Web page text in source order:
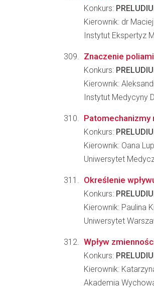
Konkurs:
Kierownik: dr
Instytut Ekspertyz
Znaczenie
Konkurs:
Kierownik:
Instytut Medycyny
Patomechanizmy
Konkurs:
Kierownik: Oana
Uniwersytet
Określenie
Konkurs:
Kierownik: Paulina
Uniwersytet
Wpływ
Konkurs:
Kierownik:
Akademia